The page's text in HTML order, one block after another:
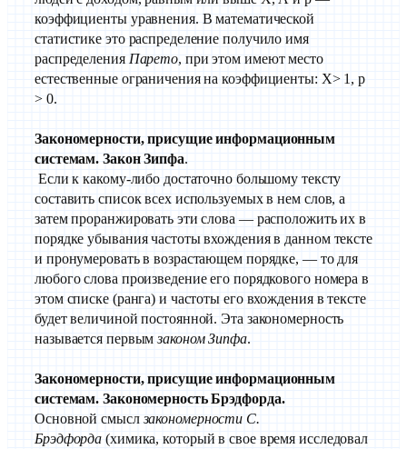
коэффициенты уравнения. В математической
статистике это распределение получило имя
распределенияПарето, при этом имеют место
естественные ограничения на коэффициенты: Х> 1, р
> 0.
Закономерности, присущие информационным
системам. Закон Зипфа.
Если к какому-либо достаточно большому тексту
составить список всех используемых в нем слов, а
затем проранжировать эти слова — расположить их в
порядке убывания частоты вхождения в данном тексте
и пронумеровать в возрастающем порядке, — то для
любого слова произведение его порядкового номера в
этом списке (ранга) и частоты его вхождения в тексте
будет величиной постоянной. Эта закономерность
называется первымзаконом Зипфа.
Закономерности, присущие информационным
системам. Закономерность Брэдфорда.
Основной смысл закономерности С.
Брэдфорда (химика, который в свое время исследовал